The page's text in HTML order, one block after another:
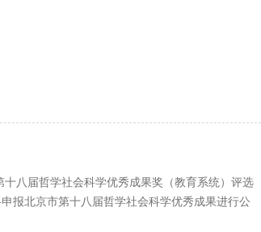
八届哲学社会科学优秀成果奖（教育系统）评选
报北京市第十八届哲学社会科学优秀成果进行公